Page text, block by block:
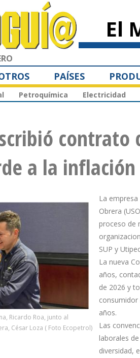
El
PAÍSES
Petroquímica Electricidad
contrato
a la inflación
Ricardo Roa, junto al
César Loza ( Foto Ecopetrol)
La
Obrera
proceso de
SUP y
La nueva
años,
de 2026 y
consumidor
años.
Las
laborales
diversidad,